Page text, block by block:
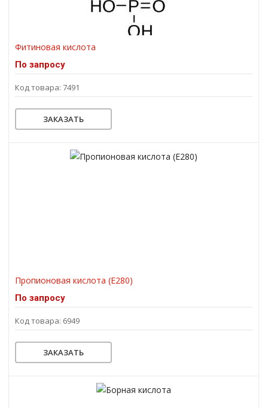
Фитиновая кислота
По запросу
Код товара: 7491
ЗАКАЗАТЬ
Пропионовая кислота (Е280)
По запросу
Код товара: 6949
ЗАКАЗАТЬ